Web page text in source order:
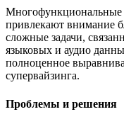
привлекают внимание
сложные задачи,
языковых и аудио
полноценное
супервайзинга.
Проблемы и решения